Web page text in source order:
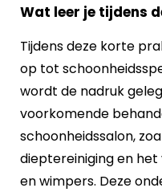
Wat leer je tijdens
Tijdens deze korte
op tot
wordt de nadruk
voorkomende
schoonheidssalon,
dieptereiniging en
en wimpers. Deze